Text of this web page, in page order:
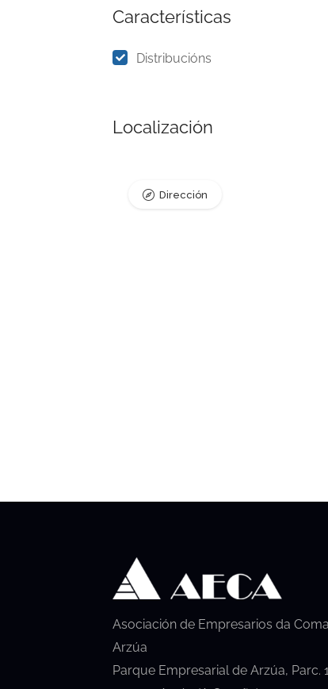
Características
Distribucións
Localización
Dirección
Asociación de Empresarios da
Arzúa
Parque Empresarial de Arzúa, Parc.